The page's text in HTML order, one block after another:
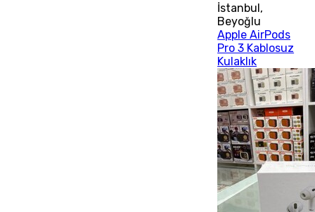
İstanbul,
Beyoğlu
Apple AirPods
Pro 3 Kablosuz
Kulaklık